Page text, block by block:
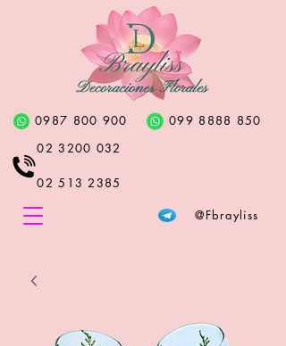
@Fbrayliss
0987 800 900
02 3200 032
02 513 2385
099 8888 850